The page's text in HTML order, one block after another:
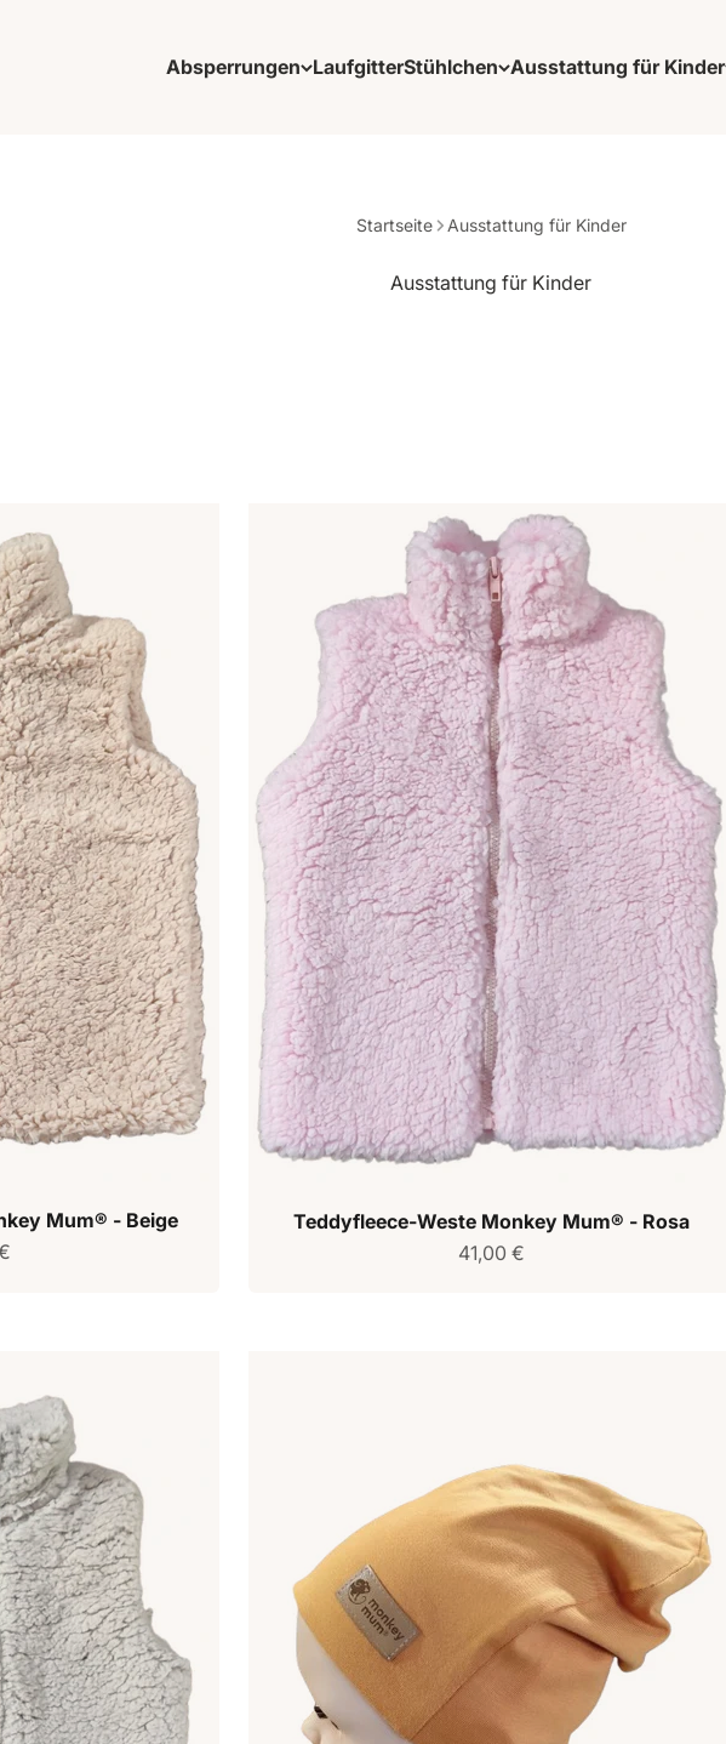
Absperrungen LaufgitterStühlchen Ausstattung für Kinder
Startseite Ausstattung für Kinder
Mum® - Beige
Teddyfleece-Weste Monkey Mum® - Rosa
Verkaufspreis
41,00 €